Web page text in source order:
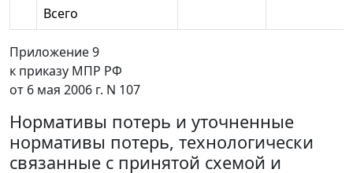
Всего
Приложение 9
к приказу МПР РФ
от 6 мая 2006 г. N 107
Нормативы потерь и уточненные
нормативы потерь, технологически
связанные с принятой схемой и